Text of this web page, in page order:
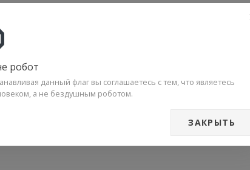
мочевого пузыря являются
робот
данный флаг вы соглашаетесь с тем, что являетесь
а не бездушным роботом.
ЗАКРЫТЬ